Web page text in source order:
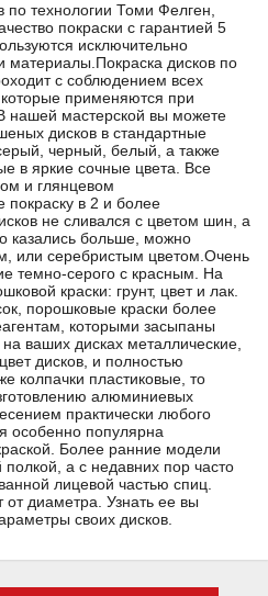
по технологии Томи Фелген,
покраски с гарантией 5
исключительно
материалы.Покраска дисков по
с соблюдением всех
которые применяются при
нашей мастерской вы можете
дисков в стандартные
черный, белый, а также
в яркие сочные цвета. Все
и глянцевом
покраску в 2 и более
не сливался с цветом шин, а
казались больше, можно
или серебристым цветом.Очень
темно-серого с красным. На
краски: грунт, цвет и лак.
порошковые краски более
которыми засыпаны
ваших дисках металлические,
дисков, и полностью
колпачки пластиковые, то
алюминиевых
практически любого
особенно популярна
Более ранние модели
а с недавних пор часто
лицевой частью спиц.
от диаметра. Узнать ее вы
своих дисков.